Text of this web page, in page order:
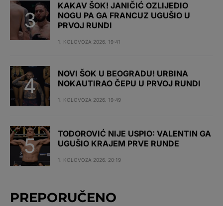
KAKAV ŠOK! JANIČIĆ OZLIJEDIO
NOGU PA GA FRANCUZ UGUŠIO U
PRVOJ RUNDI
1. KOLOVOZA 2026. 19:41
NOVI ŠOK U BEOGRADU! URBINA
NOKAUTIRAO ČEPU U PRVOJ RUNDI
1. KOLOVOZA 2026. 19:49
TODOROVIĆ NIJE USPIO: VALENTIN GA
UGUŠIO KRAJEM PRVE RUNDE
1. KOLOVOZA 2026. 20:19
PREPORUČENO